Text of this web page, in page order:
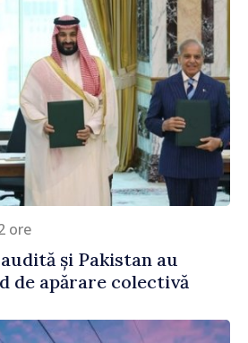
ore
și Pakistan au
de apărare colectivă